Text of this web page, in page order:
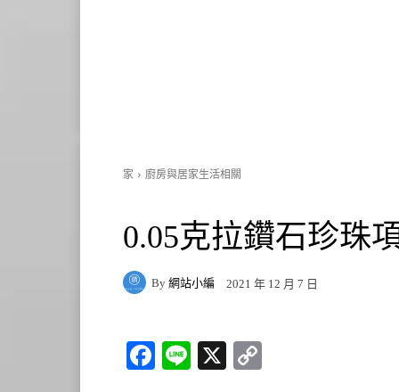
家 廚房與居家生活相關
0.05克拉鑽石珍珠
By 網站小編 2021 年 12 月 7 日
Fa
Li
X